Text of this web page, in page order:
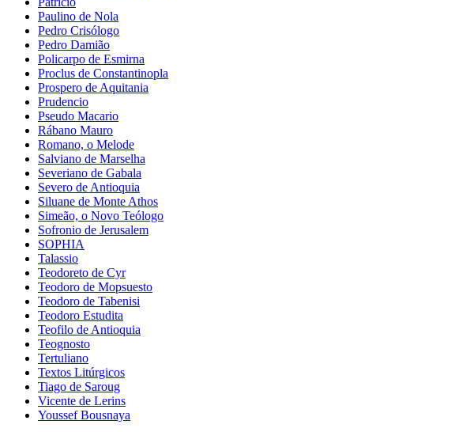
Paulino de Nola
Pedro Crisólogo
Pedro Damião
Policarpo de Esmirna
Proclus de Constantinopla
Prospero de Aquitania
Prudencio
Pseudo Macario
Rábano Mauro
Romano, o Melode
Salviano de Marselha
Severiano de Gabala
Severo de Antioquia
Siluane de Monte Athos
Simeão, o Novo Teólogo
Sofronio de Jerusalem
SOPHIA
Talassio
Teodoreto de Cyr
Teodoro de Mopsuesto
Teodoro de Tabenisi
Teodoro Estudita
Teofilo de Antioquia
Teognosto
Tertuliano
Textos Litúrgicos
Tiago de Saroug
Vicente de Lerins
Youssef Bousnaya